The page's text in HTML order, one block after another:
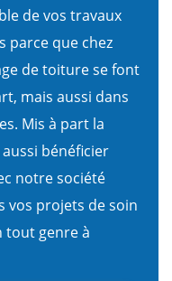
de vos travaux
parce que chez
de toiture se font
mais aussi dans
Mis à part la
bénéficier
notre société
vos projets de soin
tout genre à